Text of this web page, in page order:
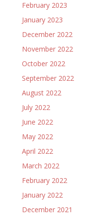
February 2023
January 2023
December 2022
November 2022
October 2022
September 2022
August 2022
July 2022
June 2022
May 2022
April 2022
March 2022
February 2022
January 2022
December 2021